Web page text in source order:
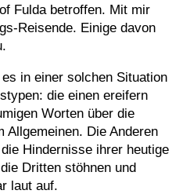
Fulda betroffen. Mit mir
Reisende. Einige davon
in einer solchen Situation
die einen ereifern
Worten über die
Allgemeinen. Die Anderen
Hindernisse ihrer heutige
Dritten stöhnen und
laut auf.